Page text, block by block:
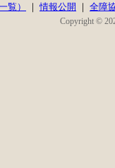
覧） ｜情報公開 ｜ 全障
Copyright ©